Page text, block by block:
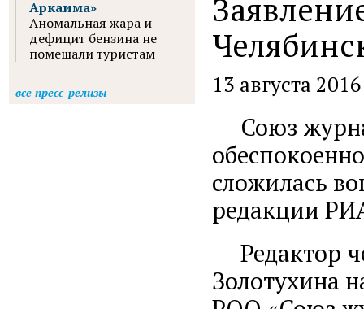
13 августа 2016
Союз
сложилась
редакции
Редактор
Золотухина
Аркаима»
Аномальная жара и
дефицит бензина не
помешали туристам
все пресс-релизы